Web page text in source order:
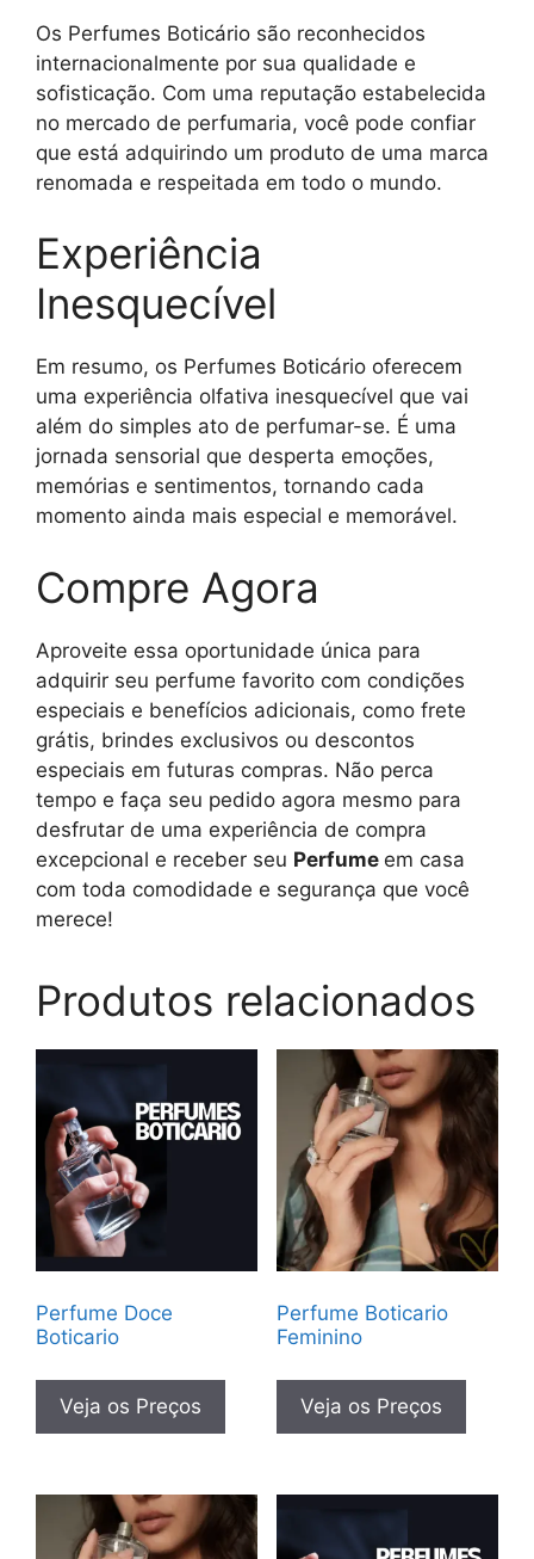
Os Perfumes Boticário são reconhecidos
internacionalmente por sua qualidade e
sofisticação. Com uma reputação estabelecida
no mercado de perfumaria, você pode confiar
que está adquirindo um produto de uma marca
renomada e respeitada em todo o mundo.
Experiência
Inesquecível
Em resumo, os Perfumes Boticário oferecem
uma experiência olfativa inesquecível que vai
além do simples ato de perfumar-se. É uma
jornada sensorial que desperta emoções,
memórias e sentimentos, tornando cada
momento ainda mais especial e memorável.
Compre Agora
Aproveite essa oportunidade única para
adquirir seu perfume favorito com condições
especiais e benefícios adicionais, como frete
grátis, brindes exclusivos ou descontos
especiais em futuras compras. Não perca
tempo e faça seu pedido agora mesmo para
desfrutar de uma experiência de compra
excepcional e receber seu Perfume em casa
com toda comodidade e segurança que você
merece!
Produtos relacionados
Perfume Doce
Boticario
Veja os Preços
Perfume Boticario
Feminino
Veja os Preços